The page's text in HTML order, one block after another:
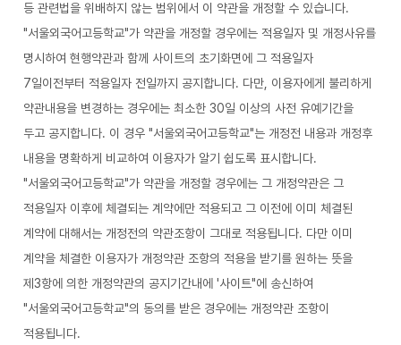
등 관련법을 위배하지 않는 범위에서 이 약관을 개정할 수 있습니다.
"서울외국어고등학교"가 약관을 개정할 경우에는 적용일자 및 개정사유를
명시하여 현행약관과 함께 사이트의 초기화면에 그 적용일자
7일이전부터 적용일자 전일까지 공지합니다. 다만, 이용자에게 불리하게
약관내용을 변경하는 경우에는 최소한 30일 이상의 사전 유예기간을
두고 공지합니다. 이 경우 "서울외국어고등학교"는 개정전 내용과 개정후
내용을 명확하게 비교하여 이용자가 알기 쉽도록 표시합니다.
"서울외국어고등학교"가 약관을 개정할 경우에는 그 개정약관은 그
적용일자 이후에 체결되는 계약에만 적용되고 그 이전에 이미 체결된
계약에 대해서는 개정전의 약관조항이 그대로 적용됩니다. 다만 이미
계약을 체결한 이용자가 개정약관 조항의 적용을 받기를 원하는 뜻을
제3항에 의한 개정약관의 공지기간내에 '사이트"에 송신하여
"서울외국어고등학교"의 동의를 받은 경우에는 개정약관 조항이
적용됩니다.